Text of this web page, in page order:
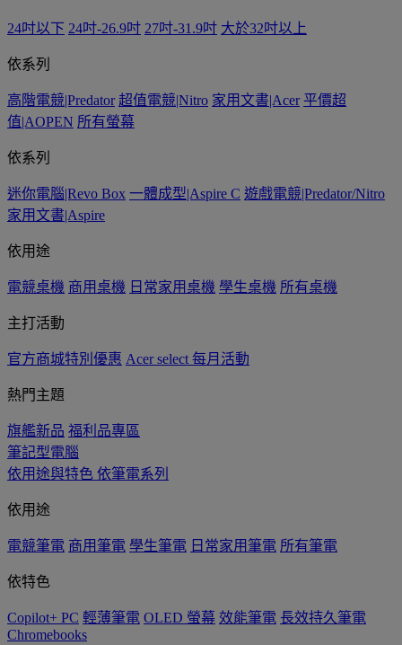
24吋以下 24吋-26.9吋 27吋-31.9吋 大於32吋以上
依系列
高階電競|Predator 超值電競|Nitro 家用文書|Acer 平價超
值|AOPEN 所有螢幕
依系列
迷你電腦|Revo Box 一體成型|Aspire C 遊戲電競|Predator/Nitro
家用文書|Aspire
依用途
電競桌機 商用桌機 日常家用桌機 學生桌機 所有桌機
主打活動
官方商城特別優惠 Acer select 每月活動
熱門主題
旗艦新品 福利品專區
筆記型電腦
依用途與特色 依筆電系列
依用途
電競筆電 商用筆電 學生筆電 日常家用筆電 所有筆電
依特色
Copilot+ PC 輕薄筆電 OLED 螢幕 效能筆電 長效持久筆電
Chromebooks